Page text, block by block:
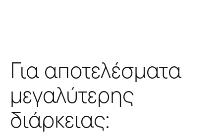
Για αποτελέσματα
μεγαλύτερης
διάρκειας: